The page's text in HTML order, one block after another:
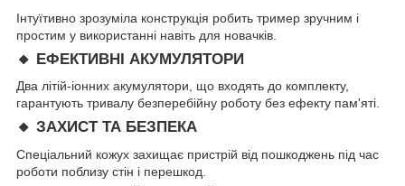
Інтуїтивно зрозуміла конструкція робить тример зручним і
простим у використанні навіть для новачків.
🔸 ЕФЕКТИВНІ АКУМУЛЯТОРИ
Два літій-іонних акумулятори, що входять до комплекту,
гарантують тривалу безперебійну роботу без ефекту пам'яті.
🔸 ЗАХИСТ ТА БЕЗПЕКА
Спеціальний кожух захищає пристрій від пошкоджень під час
роботи поблизу стін і перешкод.